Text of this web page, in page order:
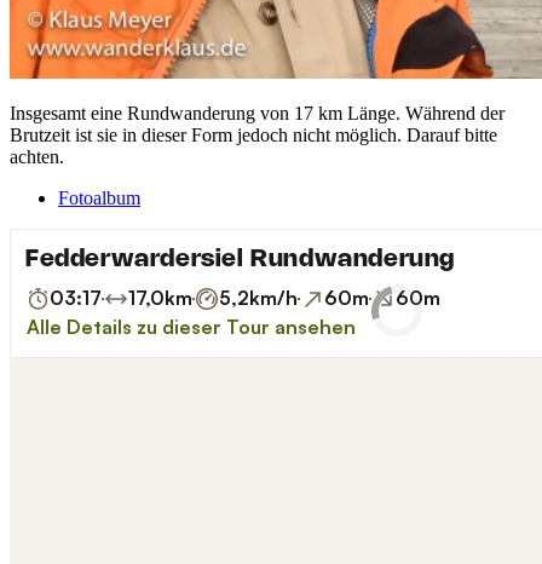
Insgesamt eine Rundwanderung von 17 km Länge. Während der
Brutzeit ist sie in dieser Form jedoch nicht möglich. Darauf bitte
achten.
Fotoalbum